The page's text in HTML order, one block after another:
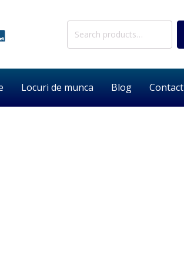
Search
Locuri de munca Blog Contact